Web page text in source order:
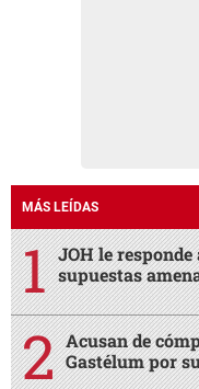
MÁS LEÍDAS
JOH le
supuestas
Acusan de
Gastélum por